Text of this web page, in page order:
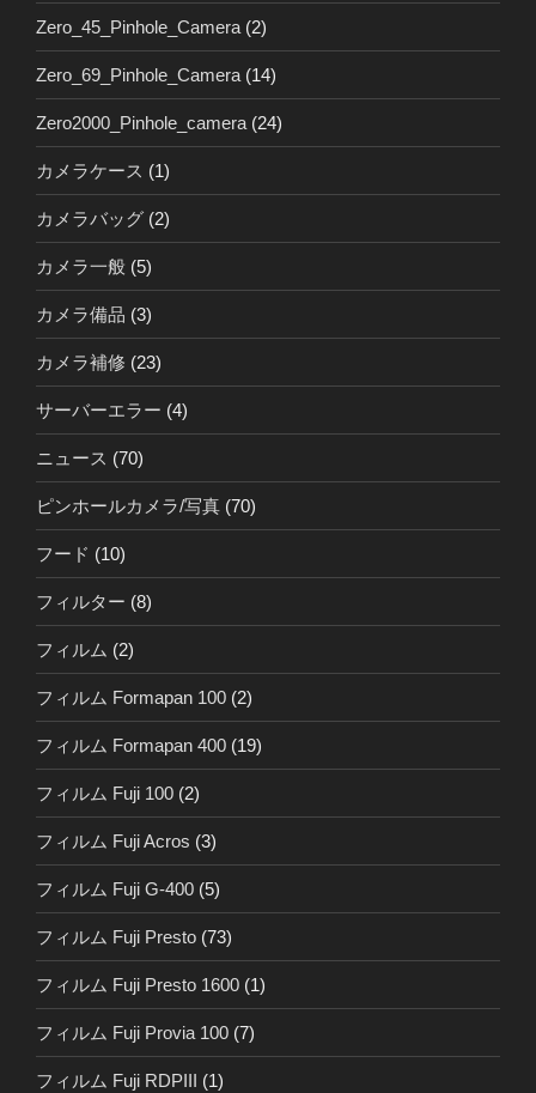
Zero_45_Pinhole_Camera (2)
Zero_69_Pinhole_Camera (14)
Zero2000_Pinhole_camera (24)
カメラケース (1)
カメラバッグ (2)
カメラ一般 (5)
カメラ備品 (3)
カメラ補修 (23)
サーバーエラー (4)
ニュース (70)
ピンホールカメラ/写真 (70)
フード (10)
フィルター (8)
フィルム (2)
フィルム Formapan 100 (2)
フィルム Formapan 400 (19)
フィルム Fuji 100 (2)
フィルム Fuji Acros (3)
フィルム Fuji G-400 (5)
フィルム Fuji Presto (73)
フィルム Fuji Presto 1600 (1)
フィルム Fuji Provia 100 (7)
フィルム Fuji RDPIII (1)